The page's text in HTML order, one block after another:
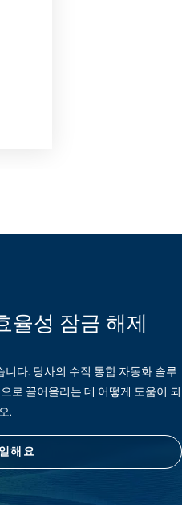
율성 잠금 해제
니다. 당사의 수직 통합 자동화 솔루
로 끌어올리는 데 어떻게 도움이 되
.
해요